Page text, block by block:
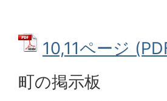
10,11ページ
町の掲示板